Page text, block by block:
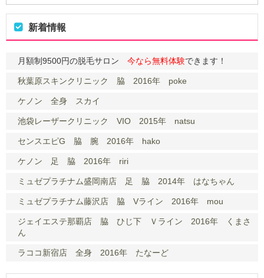
新着情報
月額制9500円の脱毛サロン 今なら無料体験できます！
秋葉原スキンクリニック 脇 2016年 poke
ケノン 全身 スカイ
池袋レーザークリニック VIO 2015年 natsu
センスエピG 脇 腕 2016年 hako
ケノン 足 脇 2016年 riri
ミュゼプラチナム盛岡南店 足 脇 2014年 はなちゃん
ミュゼプラチナム藤沢店 脇 Vライン 2016年 mou
ジェイエステ那覇店 脇 ひじ下 Ｖライン 2016年 くまさ
ん
ラココ新宿店 全身 2016年 たなーど